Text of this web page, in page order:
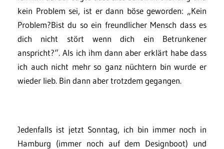
kein Problem sei, ist er dann böse geworden: „Kein
Problem?Bist du so ein freundlicher Mensch dass es
dich nicht stört wenn dich ein Betrunkener
anspricht?“. Als ich ihm dann aber erklärt habe dass
ich auch nicht mehr so ganz nüchtern bin wurde er
wieder lieb. Bin dann aber trotzdem gegangen.
Jedenfalls ist jetzt Sonntag, ich bin immer noch in
Hamburg (immer noch auf dem Designboot) und